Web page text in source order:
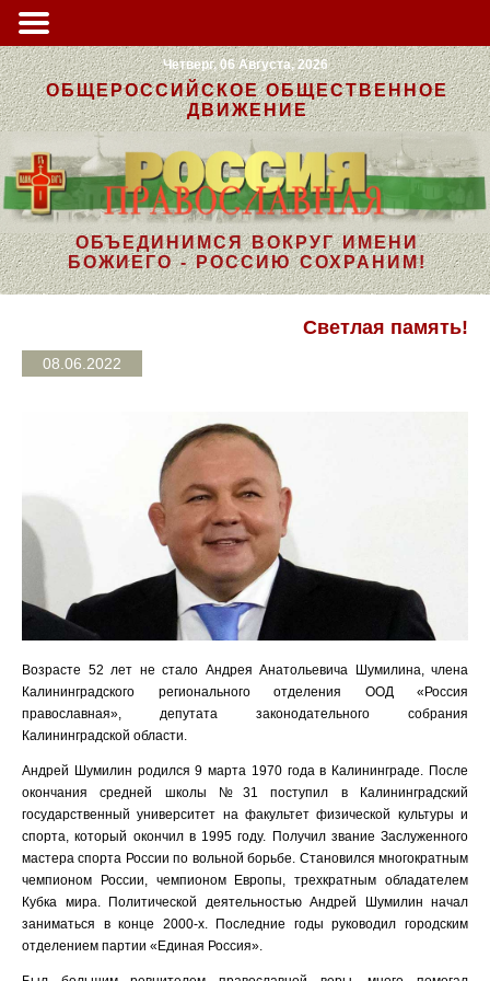
Четверг, 06 Августа, 2026
ОБЩЕРОССИЙСКОЕ ОБЩЕСТВЕННОЕ
ДВИЖЕНИЕ
ОБЪЕДИНИМСЯ ВОКРУГ ИМЕНИ
БОЖИЕГО - РОССИЮ СОХРАНИМ!
Светлая память!
08.06.2022
Возрасте 52 лет не стало Андрея Анатольевича Шумилина, члена
Калининградского регионального отделения ООД «Россия
православная», депутата законодательного собрания
Калининградской области.
Андрей Шумилин родился 9 марта 1970 года в Калининграде. После
окончания средней школы №31 поступил в Калининградский
государственный университет на факультет физической культуры и
спорта, который окончил в 1995 году. Получил звание Заслуженного
мастера спорта России по вольной борьбе. Становился многократным
чемпионом России, чемпионом Европы, трехкратным обладателем
Кубка мира. Политической деятельностью Андрей Шумилин начал
заниматься в конце 2000-х. Последние годы руководил городским
отделением партии «Единая Россия».